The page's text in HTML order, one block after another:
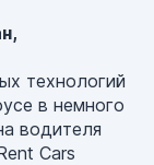
технологий
в немного
водителя
Cars